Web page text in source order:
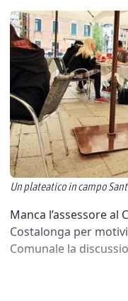
Un plateatico in campo
Manca l’assessore al
Costalonga per
Comunale la